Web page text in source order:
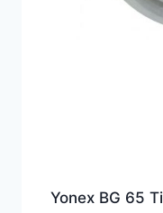
Yonex BG 65